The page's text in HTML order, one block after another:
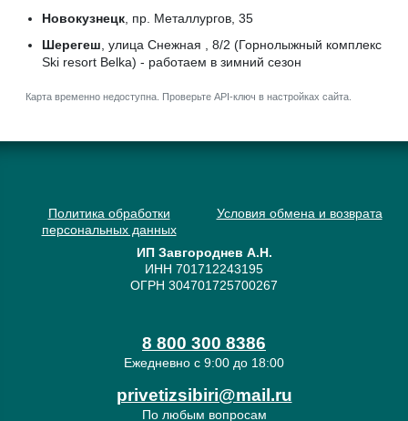
Новокузнецк, пр. Металлургов, 35
Шерегеш, улица Снежная , 8/2 (Горнолыжный комплекс
Ski resort Belka) - работаем в зимний сезон
Карта временно недоступна. Проверьте API-ключ в настройках сайта.
Политика обработки
персональных данных
Условия обмена и возврата
ИП Завгороднев А.Н.
ИНН 701712243195
ОГРН 304701725700267
8 800 300 8386
Ежедневно с 9:00 до 18:00
privetizsibiri@mail.ru
По любым вопросам